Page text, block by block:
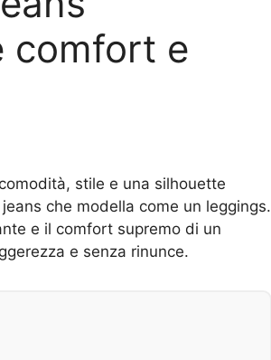
comfort e
stile e una silhouette
che modella come un leggings.
e il comfort supremo di un
e senza rinunce.